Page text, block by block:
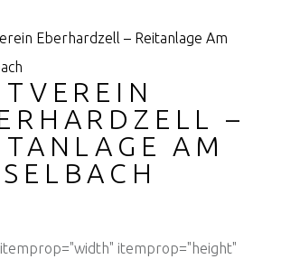
–
AM
itemprop="height"